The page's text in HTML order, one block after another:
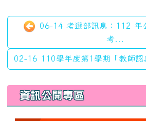
06-14 考選部訊息：112 年
考...
02-16 110學年度第1學期「教師認
左邊區域內容
資訊公開專區